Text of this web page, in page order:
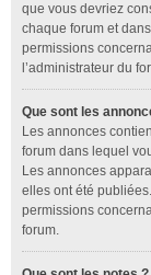
que vous devriez
chaque forum et
permissions
l’administrateur du
Que sont les
Les annonces
forum dans lequel
Les annonces
elles ont été
permissions
forum.